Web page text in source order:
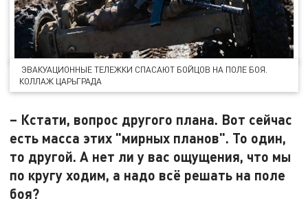
ЭВАКУАЦИОННЫЕ ТЕЛЕЖКИ СПАСАЮТ БОЙЦОВ НА ПОЛЕ БОЯ.
КОЛЛАЖ ЦАРЬГРАДА
– Кстати, вопрос другого плана. Вот сейчас
есть масса этих "мирных планов". То один,
то другой. А нет ли у вас ощущения, что мы
по кругу ходим, а надо всё решать на поле
боя?